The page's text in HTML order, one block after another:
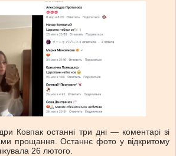
Ковпак останні три дні — коментарі зі
прощання. Останнє фото у відкритому
26 лютого.